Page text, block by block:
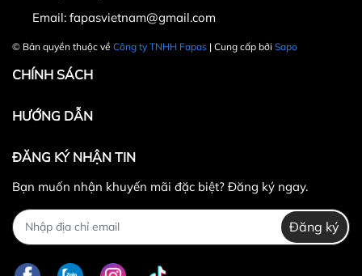
Thời gian: Thứ Hai đến Thứ Bảy, từ 8h30 đến 17h.
Fanpage:
FACEBOOK.COM/FAPAS.VN
Email: fapasvietnam@gmail.com
© Bản quyền thuộc về Công ty TNHH Fapas | Cung cấp bởi Sapo
CHÍNH SÁCH
HƯỚNG DẪN
ĐĂNG KÝ NHẬN TIN
Bạn muốn nhận khuyến mãi đặc biệt? Đăng ký ngay.
Đăng ký